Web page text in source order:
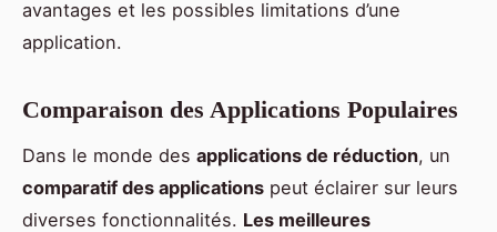
avantages et les possibles limitations d’une
application.
Comparaison des Applications Populaires
Dans le monde des applications de réduction, un
comparatif des applications peut éclairer sur leurs
diverses fonctionnalités. Les meilleures